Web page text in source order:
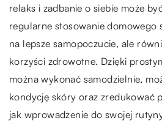
relaks i zadbanie o siebie może
regularne stosowanie domowego
na lepsze samopoczucie, ale
korzyści zdrowotne. Dzięki
można wykonać samodzielnie,
kondycję skóry oraz zredukować
jak wprowadzenie do swojej